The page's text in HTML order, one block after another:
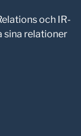
och IR-
relationer